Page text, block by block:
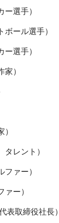
ー選手）
ボール選手）
ー選手）
家）
）
タレント）
ファー）
ァー）
表取締役社長）